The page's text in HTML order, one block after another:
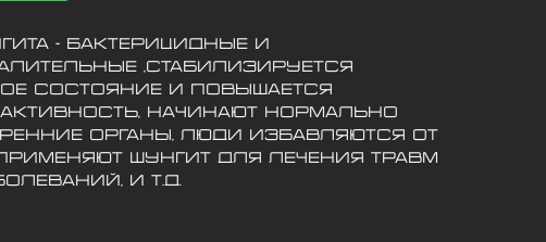
- бактерицидные и
,стабилизируется
состояние и повышается
начинают нормально
органы, люди избавляются от
шунгит для лечения травм
и т.д.